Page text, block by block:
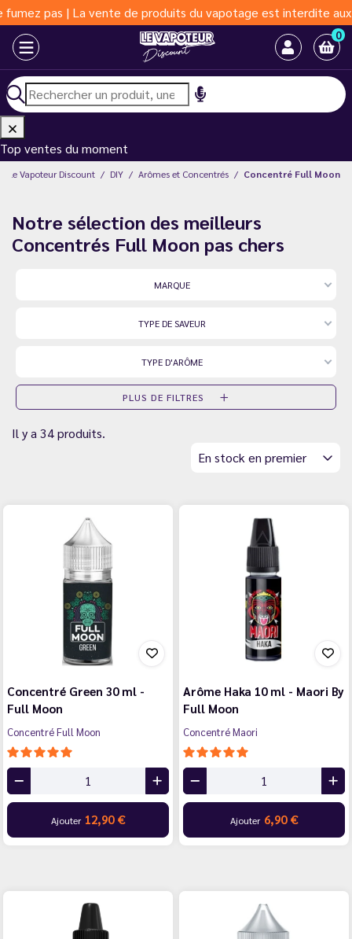
produits du vapotage est interdite aux moins de 18 ans |
0
Top ventes du moment
Le Vapoteur Discount DIY Arômes et Concentrés Concentré Full Moon
Notre sélection des meilleurs
Concentrés Full Moon pas chers
MARQUE
TYPE DE SAVEUR
TYPE D'ARÔME
PLUS DE FILTRES
Il y a 34 produits.
En stock en premier
Concentré Green 30 ml -
Full Moon
Concentré Full Moon
Ajouter 12,90 €
Arôme Haka 10 ml - Maori By
Full Moon
Concentré Maori
Ajouter 6,90 €